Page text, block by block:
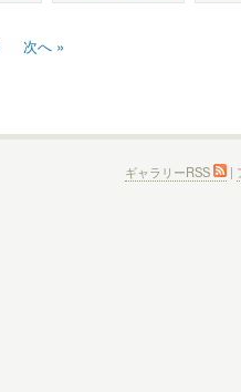
次へ »
ギャラリーRSS |